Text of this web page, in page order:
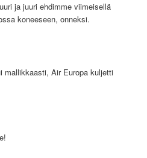
ja juuri ehdimme viimeisellä
koneeseen, onneksi.
mallikkaasti, Air Europa kuljetti